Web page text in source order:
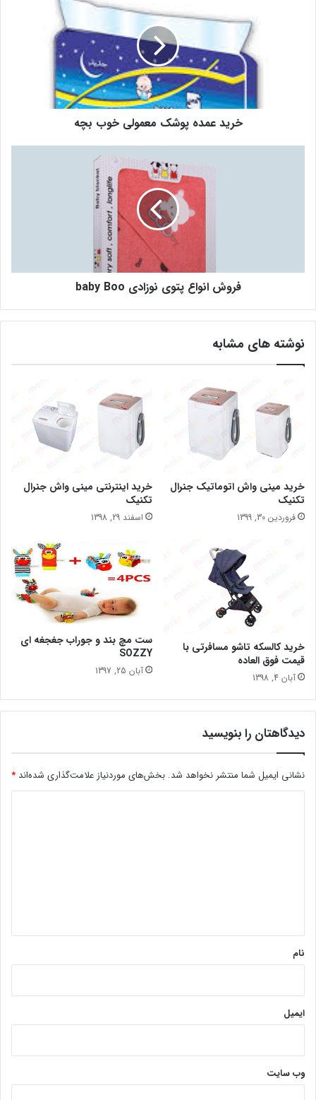
خرید عمده پوشک معمولی خوب بچه
فروش انواع پتوی نوزادی baby Boo
نوشته های مشابه
خرید مینی واش اتوماتیک جنرال
تکنیک
فروردین 30, 1399
خرید اینترنتی مینی واش جنرال
تکنیک
اسفند 29, 1398
خرید کالسکه تاشو مسافرتی با
قیمت فوق العاده
آبان 4, 1398
ست مچ بند و جوراب جغجغه ای
SOZZY
آبان 25, 1397
دیدگاهتان را بنویسید
نشانی ایمیل شما منتشر نخواهد شد. بخش‌های موردنیاز علامت‌گذاری شده‌اند *
نام
ایمیل
وب‌ سایت